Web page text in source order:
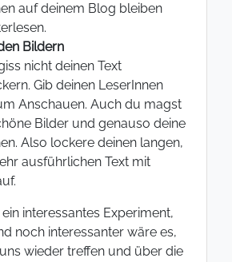
auf deinem Blog bleiben
Bildern
nicht deinen Text
Gib deinen LeserInnen
Anschauen. Auch du magst
Bilder und genauso deine
Also lockere deinen langen,
ausführlichen Text mit
interessantes Experiment,
noch interessanter wäre es,
wieder treffen und über die